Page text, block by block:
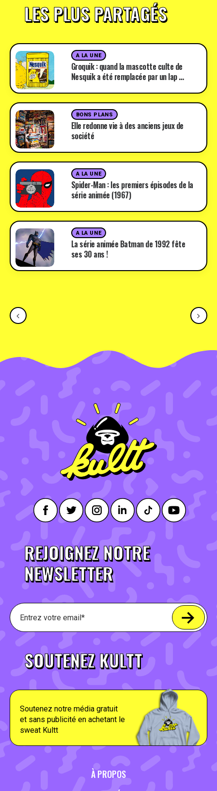
LES PLUS PARTAGÉS
A LA UNE
Groquik : quand la mascotte culte de
Nesquik a été remplacée par un lap …
BONS PLANS
Elle redonne vie à des anciens jeux de
société
A LA UNE
Spider-Man : les premiers épisodes de la
série animée (1967)
A LA UNE
La série animée Batman de 1992 fête
ses 30 ans !
REJOIGNEZ NOTRE
NEWSLETTER
SOUTENEZ KULTT
Soutenez notre média gratuit
et sans publicité en achetant le
sweat Kultt
À PROPOS